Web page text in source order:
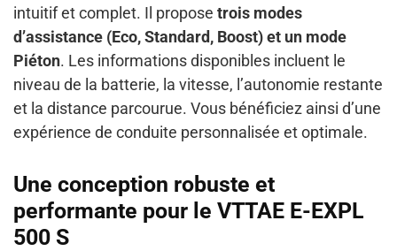
intuitif et complet. Il propose trois modes
d’assistance (Eco, Standard, Boost) et un mode
Piéton. Les informations disponibles incluent le
niveau de la batterie, la vitesse, l’autonomie restante
et la distance parcourue. Vous bénéficiez ainsi d’une
expérience de conduite personnalisée et optimale.
Une conception robuste et
performante pour le VTTAE E-EXPL
500 S